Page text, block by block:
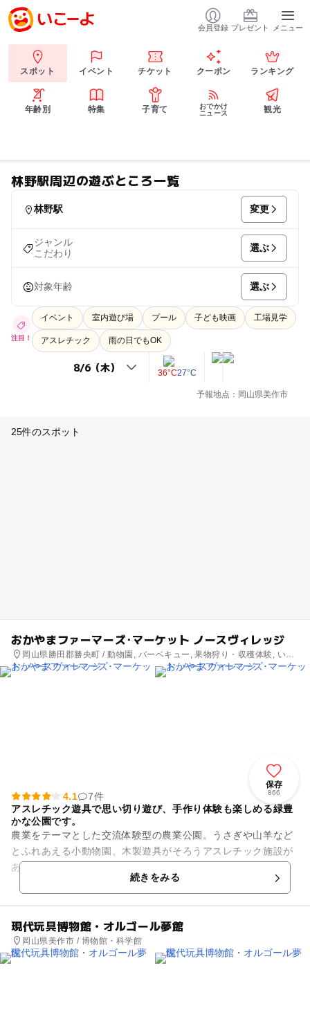
会員登録 プレゼント メニュー
スポット イベント チケット クーポン ランキング
年齢別 特集 子育て
おでかけ
ニュース
観光
林野駅周辺の遊ぶところ一覧
林野駅 変更
ジャンル
こだわり
選ぶ
対象年齢 選ぶ
注目！
イベント 室内遊び場 プール 子ども映画 工場見学
アスレチック 雨の日でもOK
36°C27°C
予報地点：岡山県美作市
25件のスポット
おかやまファーマーズ･マーケット ノースヴィレッジ
岡山県勝田郡勝央町 / 動物園, バーベキュー, 果物狩り・収穫体験, いち
ご狩り, アスレチック, 公園・総合公園, ホテル・旅館
保存
866
4.1
7件
アスレチック遊具で思い切り遊び、手作り体験も楽しめる緑豊
かな公園です。
農業をテーマとした交流体験型の農業公園。うさぎや山羊など
とふれあえる小動物園、木製遊具がそろうアスレチック施設が
あるほか、アイスクリーム･シャーベット作りの体験(予約優先
ですが空きがあれば当日参...続きをみる
現代玩具博物館・オルゴール夢館
岡山県美作市 / 博物館・科学館